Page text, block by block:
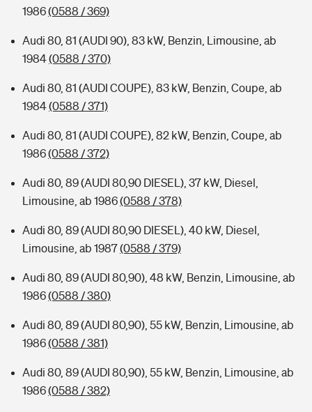
1986(0588 / 369)
Audi 80, 81 (AUDI 90), 83 kW, Benzin, Limousine, ab
1984(0588 / 370)
Audi 80, 81 (AUDI COUPE), 83 kW, Benzin, Coupe, ab
1984(0588 / 371)
Audi 80, 81 (AUDI COUPE), 82 kW, Benzin, Coupe, ab
1986(0588 / 372)
Audi 80, 89 (AUDI 80,90 DIESEL), 37 kW, Diesel,
Limousine, ab 1986(0588 / 378)
Audi 80, 89 (AUDI 80,90 DIESEL), 40 kW, Diesel,
Limousine, ab 1987(0588 / 379)
Audi 80, 89 (AUDI 80,90), 48 kW, Benzin, Limousine, ab
1986(0588 / 380)
Audi 80, 89 (AUDI 80,90), 55 kW, Benzin, Limousine, ab
1986(0588 / 381)
Audi 80, 89 (AUDI 80,90), 55 kW, Benzin, Limousine, ab
1986(0588 / 382)